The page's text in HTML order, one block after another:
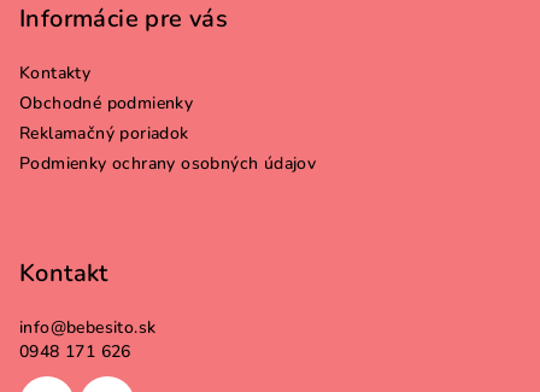
Informácie pre vás
Kontakty
Obchodné podmienky
Reklamačný poriadok
Podmienky ochrany osobných údajov
Kontakt
info@bebesito.sk
0948 171 626